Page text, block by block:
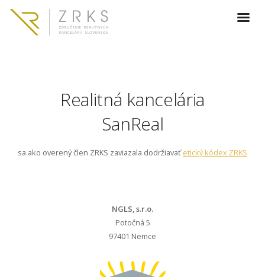
Realitná kancelária
SanReal
sa ako overený člen ZRKS zaviazala dodržiavaťetický kódex ZRKS
NGLS, s.r.o.
Potočná 5
97401 Nemce